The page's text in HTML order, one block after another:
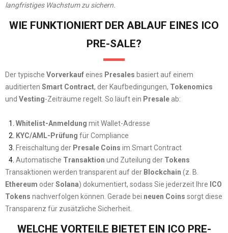
langfristiges Wachstum zu sichern.
WIE FUNKTIONIERT DER ABLAUF EINES ICO
PRE-SALE?
Der typische Vorverkaufeines Presales basiert auf einem
auditierten Smart Contract, der Kaufbedingungen, Tokenomics
und Vesting-Zeiträume regelt. So läuft ein Presale ab:
Whitelist-Anmeldung mit Wallet-Adresse
KYC/AML-Prüfung für Compliance
Freischaltung der Presale Coins im Smart Contract
Automatische Transaktion und Zuteilung der Tokens
Transaktionen werden transparent auf der Blockchain (z. B.
Ethereum oderSolana) dokumentiert, sodass Sie jederzeit Ihre ICO
Tokens nachverfolgen können. Gerade bei neuen Coins sorgt diese
Transparenz für zusätzliche Sicherheit.
WELCHE VORTEILE BIETET EIN ICO PRE-